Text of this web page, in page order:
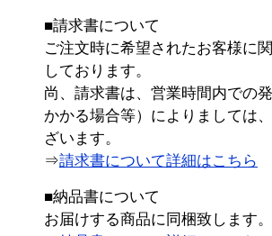
■請求書について
ご注文時に希望されたお客様に
しております。
尚、請求書は、営業時間内での
かかる場合等）によりましては
ざいます。
⇒請求書について詳細はこちら
■納品書について
お届けする商品に同梱致します。